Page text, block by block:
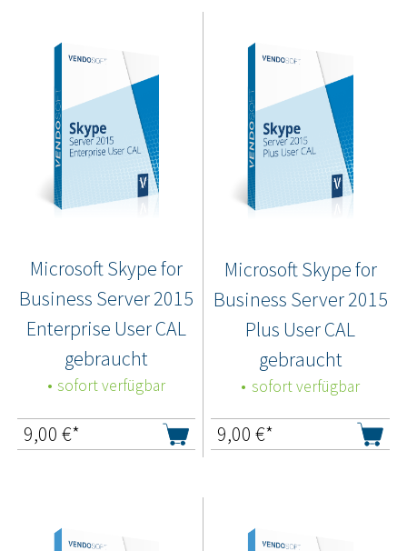
Microsoft Skype for
Business Server 2015
Enterprise User CAL
gebraucht
sofort verfügbar
9,00 €*
Microsoft Skype for
Business Server 2015
Plus User CAL
gebraucht
sofort verfügbar
9,00 €*